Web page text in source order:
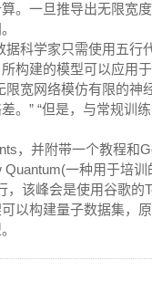
。一旦推导出无限宽
科学家只需使用五
构建的模型可以应用
限宽网络模仿有限的
。” “但是，与常规训
，并附带一个教程和
一种用于培
，该峰会是使用谷歌
以构建量子数据集，